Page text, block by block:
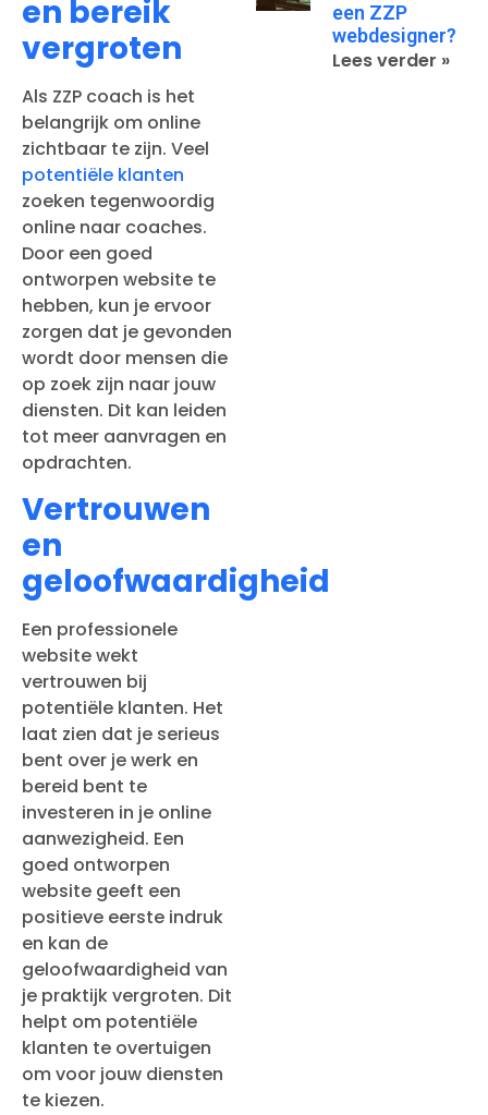
en bereik
vergroten
Als ZZP coach is het
belangrijk om online
zichtbaar te zijn. Veel
potentiële klanten
zoeken tegenwoordig
online naar coaches.
Door een goed
ontworpen website te
hebben, kun je ervoor
zorgen dat je gevonden
wordt door mensen die
op zoek zijn naar jouw
diensten. Dit kan leiden
tot meer aanvragen en
opdrachten.
Vertrouwen
en
geloofwaardigheid
Een professionele
website wekt
vertrouwen bij
potentiële klanten. Het
laat zien dat je serieus
bent over je werk en
bereid bent te
investeren in je online
aanwezigheid. Een
goed ontworpen
website geeft een
positieve eerste indruk
en kan de
geloofwaardigheid van
je praktijk vergroten. Dit
helpt om potentiële
klanten te overtuigen
om voor jouw diensten
te kiezen.
een ZZP
webdesigner?
Lees verder »